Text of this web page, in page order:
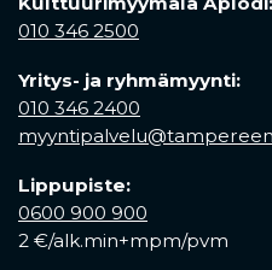
010 346 2500
Yritys- ja ryhmämyynti:
010 346 2400
Lippupiste:
0600 900 900
2 €/alk.min+mpm/pvm